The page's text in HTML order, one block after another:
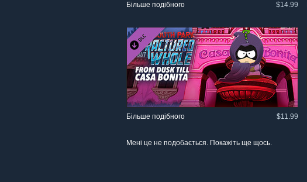
$14.99
Більше подібного
$11.99
Більше подібного
Мені це не подобається. Покажіть ще щось.